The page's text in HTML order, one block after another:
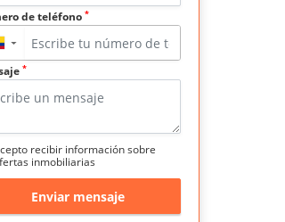
de teléfono *
▼
*
recibir información sobre
inmobiliarias
Enviar mensaje